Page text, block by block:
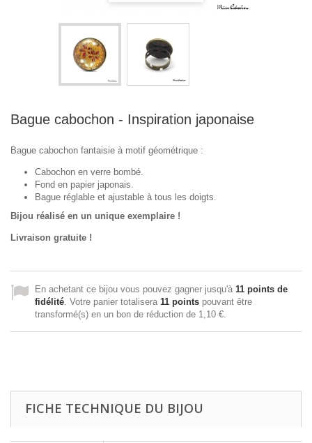
Bague cabochon - Inspiration japonaise
Bague cabochon fantaisie à motif géométrique :
Cabochon en verre bombé.
Fond en papier japonais.
Bague réglable et ajustable à tous les doigts.
Bijou réalisé en un unique exemplaire !
Livraison gratuite !
En achetant ce bijou vous pouvez gagner jusqu'à 11 points de
fidélité. Votre panier totalisera 11 points pouvant être
transformé(s) en un bon de réduction de 1,10 €.
FICHE TECHNIQUE DU BIJOU